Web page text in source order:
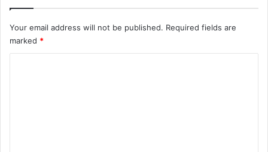
Your email address will not be published. Required fields are
marked *